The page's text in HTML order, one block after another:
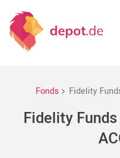
Fonds Fidelity
Fidelity